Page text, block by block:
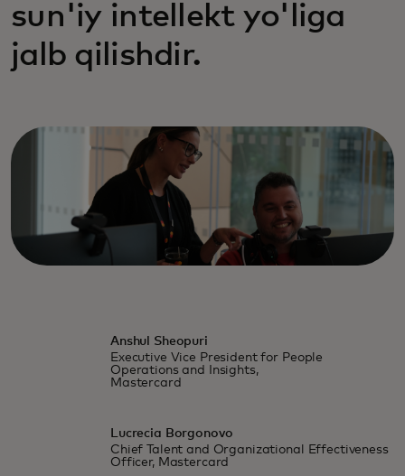
sun'iy intellekt yo'liga
jalb qilishdir.
Anshul Sheopuri
Executive Vice President for People
Operations and Insights,
Mastercard
Lucrecia Borgonovo
Chief Talent and Organizational Effectiveness
Officer, Mastercard